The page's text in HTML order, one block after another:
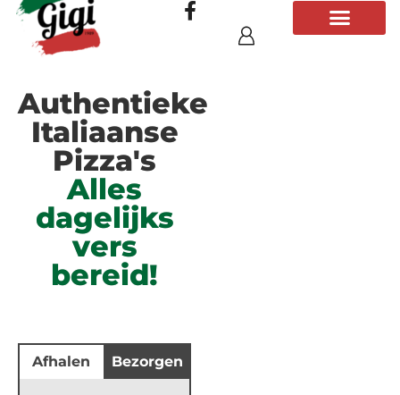
Authentieke
Italiaanse
Pizza's
Alles
dagelijks
vers
bereid!
Afhalen Bezorgen